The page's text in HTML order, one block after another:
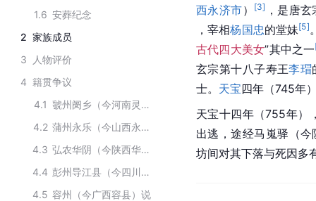
1.6 安葬纪念
2 家族成员
3
人物评价
4 籍贯争议
4.1
虢州阌乡（今河南灵宝）说
4.2
蒲州永乐（今山西永济）说
4.3
弘农华阴（今陕西华阴）说
4.4
彭州导江县（今四川都江堰市）说
4.5 容州（今广西容县）说
西永济市） [3] ，是唐玄
，宰相杨国忠的堂妹[5]
古代四大美女”其中之一
玄宗第十八子寿王李瑁
士。 天宝四年（745年
天宝十四年（755年）
出逃，途经马嵬驿（今
坊间对其下落与死因多